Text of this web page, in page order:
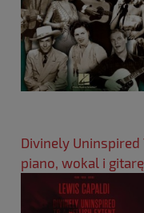
Divinely
piano, wokal i gitarę